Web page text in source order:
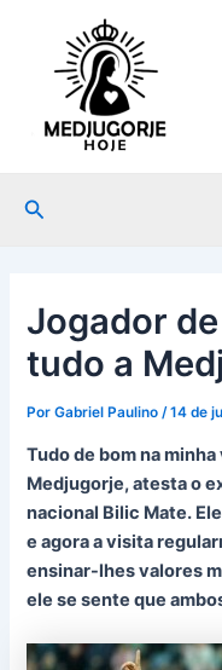
conteúdo
Pesquisar
Jogador
tudo a
PorGabriel Paulino/14 de
Tudo de bom na
Medjugorje, atesta o
nacional Bilic Mate.
e agora a visita
ensinar-lhes valores
ele se sente que
navigation